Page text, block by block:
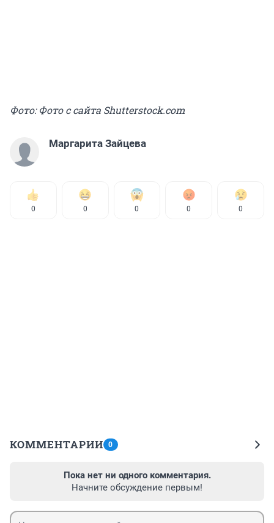
Фото: Фото с сайта Shutterstock.com
Маргарита Зайцева
0 0 0 0 0
КОММЕНТАРИИ 0
Пока нет ни одного комментария.
Начните обсуждение первым!